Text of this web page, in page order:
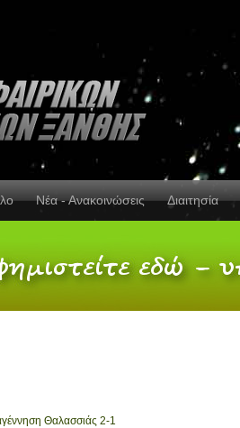
Νέα - Ανακοινώσεις Διαιτησία
Θαλασσιάς 2-1